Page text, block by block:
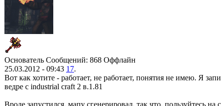
Основатель Сообщений: 868 Оффлайн
25.03.2012 - 09:43 17.
Вот как хотите - работает, не работает, понятия не имею. Я
ведре с industrial craft 2 в.1.81
Вроде запустился, мапу сгенерировал, так что, пользуйтесь на